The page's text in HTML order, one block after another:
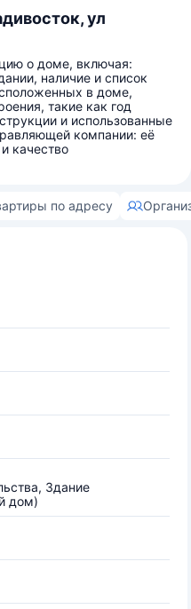
ул
о доме, включая:
наличие и список
в доме,
такие как год
и использованные
компании: её
качество
по адресу
Здание
дом)